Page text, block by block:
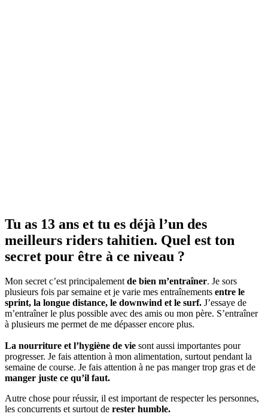
Tu as 13 ans et tu es déjà l’un des
meilleurs riders tahitien. Quel est ton
secret pour être à ce niveau ?
Mon secret c’est principalementde bien m’entraîner. Je sors
plusieurs fois par semaine et je varie mes entraînements entre le
sprint, la longue distance, le downwind et le surf. J’essaye de
m’entraîner le plus possible avec des amis ou mon père. S’entraîner
à plusieurs me permet de me dépasser encore plus.
La nourriture et l’hygiène de vie sont aussi importantes pour
progresser. Je fais attention à mon alimentation, surtout pendant la
semaine de course. Je fais attention à ne pas manger trop gras et de
manger juste ce qu’il faut.
Autre chose pour réussir, il est important de respecter les personnes,
les concurrents et surtout de rester humble.